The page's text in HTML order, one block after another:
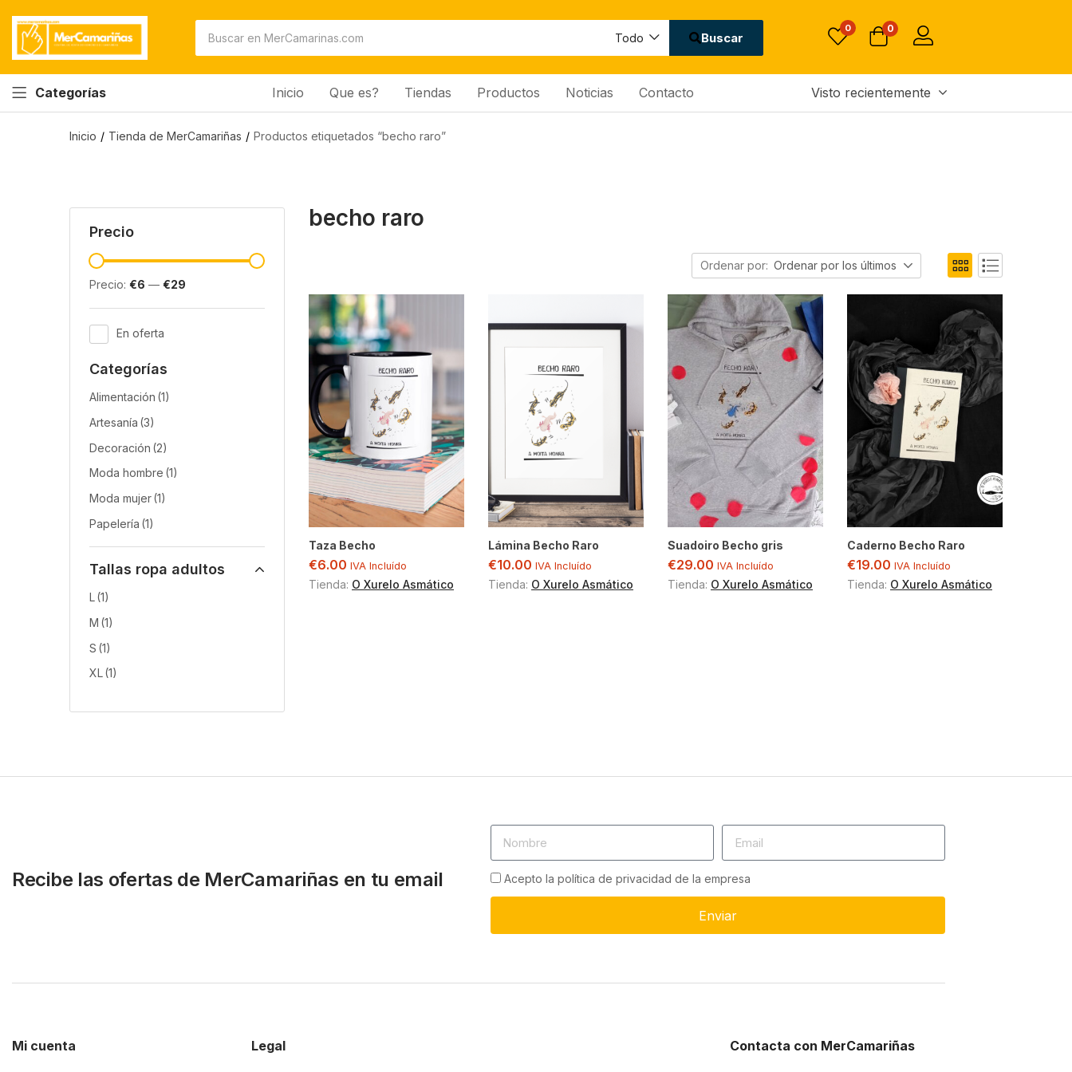
Todo Buscar
0 0
Categorías Inicio Que es? Tiendas Productos Noticias Contacto Visto recientemente
Inicio Tienda de MerCamariñas Productos etiquetados “becho raro”
Precio
Precio: €6 — €29
En oferta
Categorías
Alimentación (1)
Artesanía (3)
Decoración (2)
Moda hombre (1)
Moda mujer(1)
Papelería (1)
Tallas ropa adultos
L(1)
M (1)
S (1)
XL(1)
becho raro
Ordenar por: Ordenar por los últimos
Taza Becho
€6.00 IVA Incluído
Tienda: O Xurelo Asmático
Lámina Becho Raro
€10.00 IVA Incluído
Tienda: O Xurelo Asmático
Suadoiro Becho gris
€29.00 IVA Incluído
Tienda: O Xurelo Asmático
Caderno Becho Raro
€19.00 IVA Incluído
Tienda: O Xurelo Asmático
Recibe las ofertas de MerCamariñas en tu email Acepto la política de privacidad de la empresa
Enviar
Mi cuenta Legal Contacta con MerCamariñas